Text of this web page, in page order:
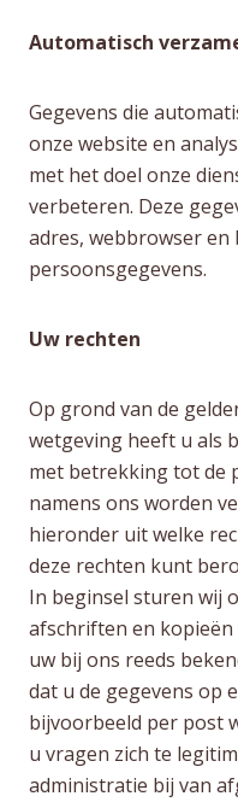
Automatisch
Gegevens die
onze website en
met het doel onze
verbeteren. Deze
adres, webbrowser
persoonsgegevens.
Uw rechten
Op grond van de
wetgeving heeft u als
met betrekking tot de
namens ons worden
hieronder uit welke
deze rechten kunt
In beginsel sturen wij
afschriften en
uw bij ons reeds
dat u de gegevens op
bijvoorbeeld per post
u vragen zich te
administratie bij van